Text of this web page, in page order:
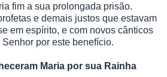
fim a sua prolongada prisão.
e demais justos que estavam
em espírito, e com novos cânticos
Senhor por este benefício.
Maria por sua Rainha